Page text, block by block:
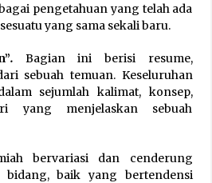
pengetahuan yang telah ada
yang sama sekali baru.
.Bagian ini berisi resume,
sebuah temuan. Keseluruhan
sejumlah kalimat, konsep,
yang menjelaskan sebuah
bervariasi dan cenderung
bidang, baik yang bertendensi